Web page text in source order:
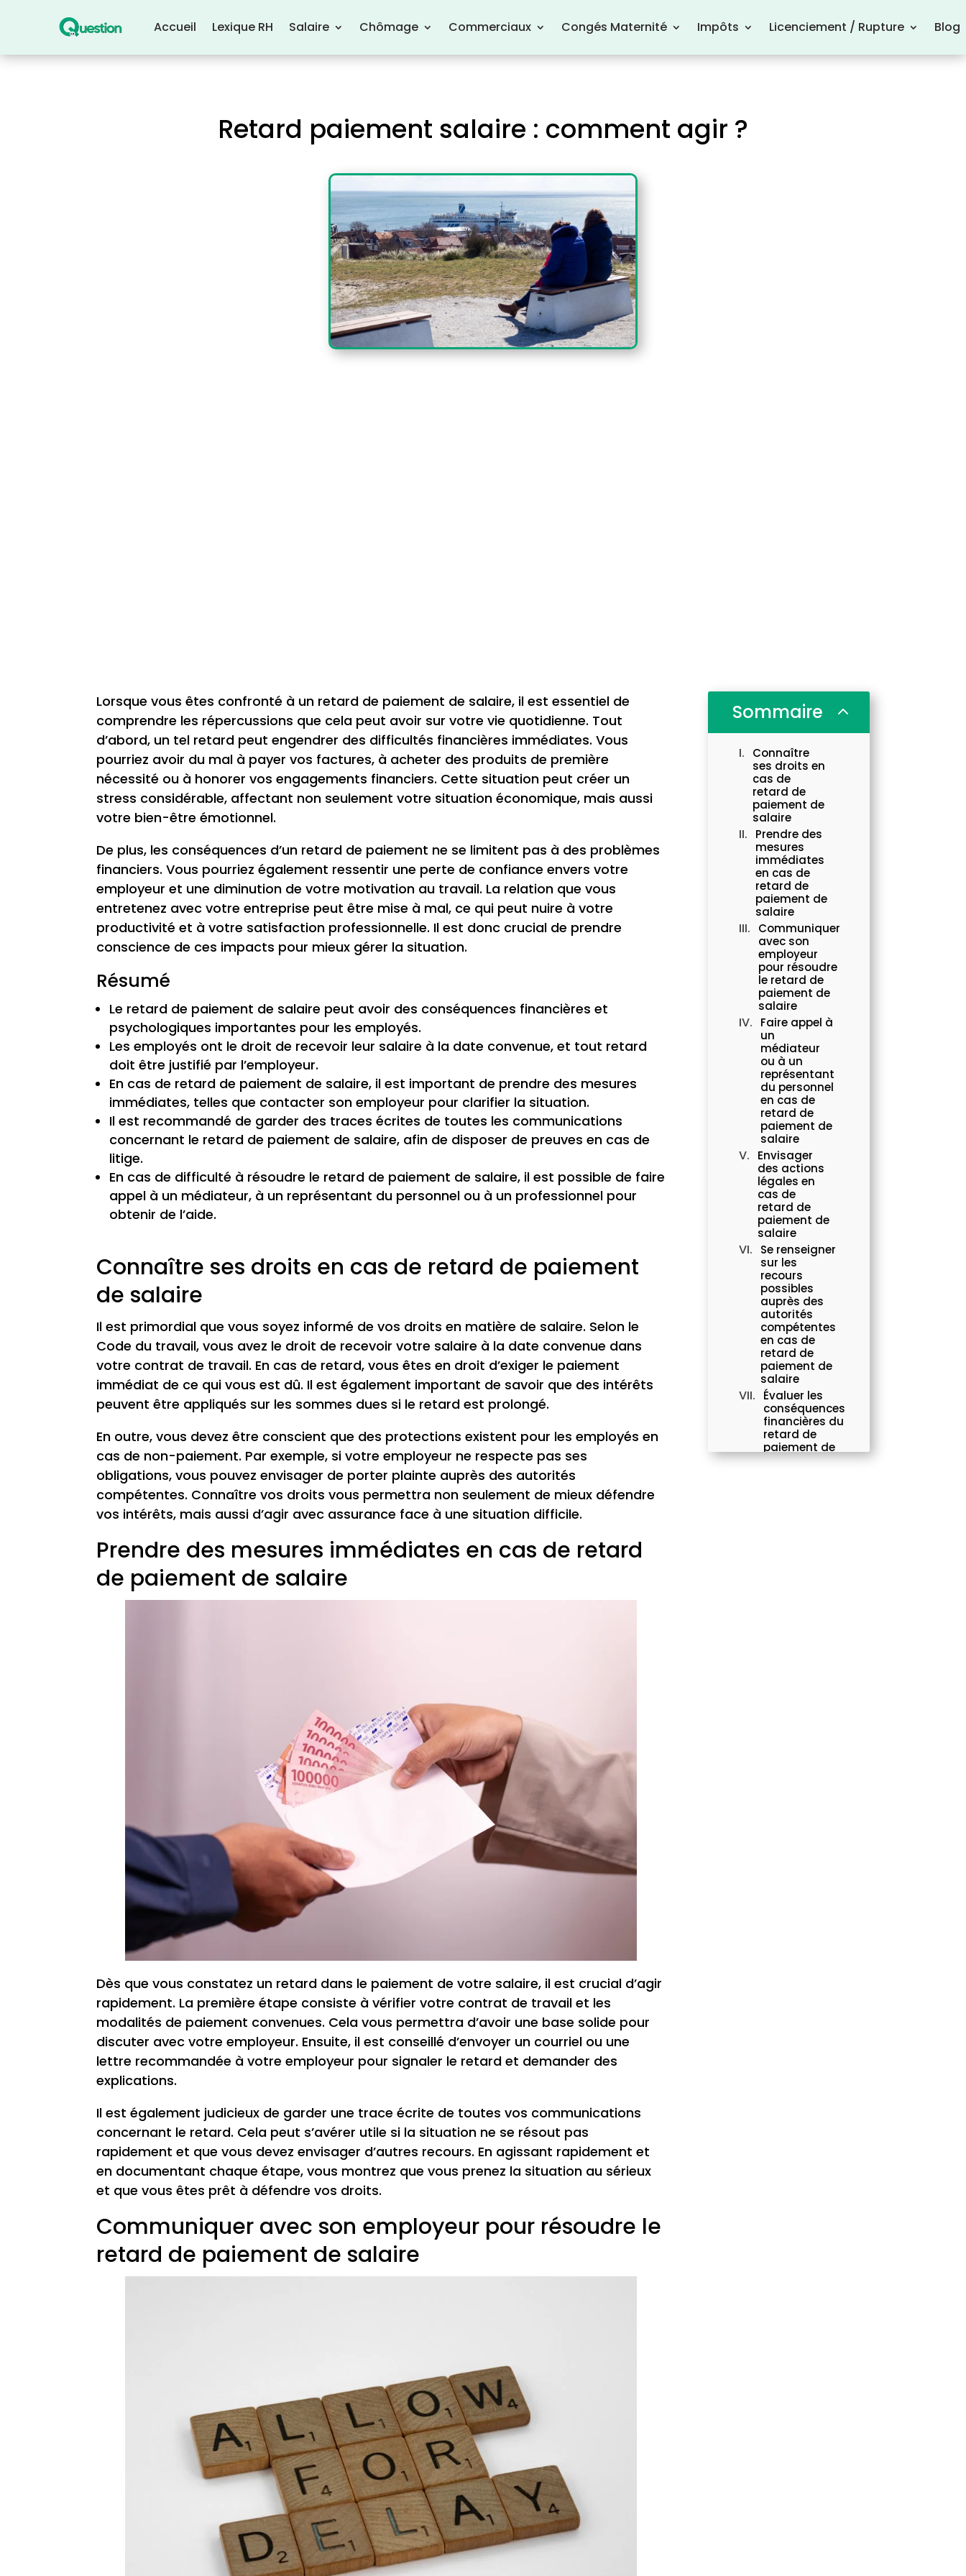
Accueil Lexique RH Salaire Chômage Commerciaux Congés Maternité Impôts Licenciement / Rupture Blog
Retard paiement salaire : comment agir ?
Lorsque vous êtes confronté à un retard de paiement de salaire, il est essentiel de
comprendre les répercussions que cela peut avoir sur votre vie quotidienne. Tout
d’abord, un tel retard peut engendrer des difficultés financières immédiates. Vous
pourriez avoir du mal à payer vos factures, à acheter des produits de première
nécessité ou à honorer vos engagements financiers. Cette situation peut créer un
stress considérable, affectant non seulement votre situation économique, mais aussi
votre bien-être émotionnel.
De plus, les conséquences d’un retard de paiement ne se limitent pas à des problèmes
financiers. Vous pourriez également ressentir une perte de confiance envers votre
employeur et une diminution de votre motivation au travail. La relation que vous
entretenez avec votre entreprise peut être mise à mal, ce qui peut nuire à votre
productivité et à votre satisfaction professionnelle. Il est donc crucial de prendre
conscience de ces impacts pour mieux gérer la situation.
Résumé
Le retard de paiement de salaire peut avoir des conséquences financières et
psychologiques importantes pour les employés.
Les employés ont le droit de recevoir leur salaire à la date convenue, et tout retard
doit être justifié par l’employeur.
En cas de retard de paiement de salaire, il est important de prendre des mesures
immédiates, telles que contacter son employeur pour clarifier la situation.
Il est recommandé de garder des traces écrites de toutes les communications
concernant le retard de paiement de salaire, afin de disposer de preuves en cas de
litige.
En cas de difficulté à résoudre le retard de paiement de salaire, il est possible de faire
appel à un médiateur, à un représentant du personnel ou à un professionnel pour
obtenir de l’aide.
Connaître ses droits en cas de retard de paiement
de salaire
Il est primordial que vous soyez informé de vos droits en matière de salaire. Selon le
Code du travail, vous avez le droit de recevoir votre salaire à la date convenue dans
votre contrat de travail. En cas de retard, vous êtes en droit d’exiger le paiement
immédiat de ce qui vous est dû. Il est également important de savoir que des intérêts
peuvent être appliqués sur les sommes dues si le retard est prolongé.
En outre, vous devez être conscient que des protections existent pour les employés en
cas de non-paiement. Par exemple, si votre employeur ne respecte pas ses
obligations, vous pouvez envisager de porter plainte auprès des autorités
compétentes. Connaître vos droits vous permettra non seulement de mieux défendre
vos intérêts, mais aussi d’agir avec assurance face à une situation difficile.
Prendre des mesures immédiates en cas de retard
de paiement de salaire
Dès que vous constatez un retard dans le paiement de votre salaire, il est crucial d’agir
rapidement. La première étape consiste à vérifier votre contrat de travail et les
modalités de paiement convenues. Cela vous permettra d’avoir une base solide pour
discuter avec votre employeur. Ensuite, il est conseillé d’envoyer un courriel ou une
lettre recommandée à votre employeur pour signaler le retard et demander des
explications.
Il est également judicieux de garder une trace écrite de toutes vos communications
concernant le retard. Cela peut s’avérer utile si la situation ne se résout pas
rapidement et que vous devez envisager d’autres recours. En agissant rapidement et
en documentant chaque étape, vous montrez que vous prenez la situation au sérieux
et que vous êtes prêt à défendre vos droits.
Communiquer avec son employeur pour résoudre le
retard de paiement de salaire
Sommaire 2
Connaître
ses droits en
cas de
retard de
paiement de
salaire
Prendre des
mesures
immédiates
en cas de
retard de
paiement de
salaire
Communiquer
avec son
employeur
pour résoudre
le retard de
paiement de
salaire
Faire appel à
un
médiateur
ou à un
représentant
du personnel
en cas de
retard de
paiement de
salaire
Envisager
des actions
légales en
cas de
retard de
paiement de
salaire
Se renseigner
sur les
recours
possibles
auprès des
autorités
compétentes
en cas de
retard de
paiement de
salaire
Évaluer les
conséquences
financières du
retard de
paiement de
salaire